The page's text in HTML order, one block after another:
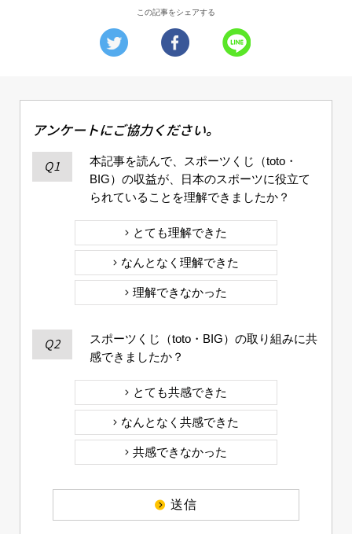
この記事をシェアする
アンケートにご協力ください。
Q1
本記事を読んで、スポーツくじ（toto・
BIG）の収益が、日本のスポーツに役立て
られていることを理解できましたか？
とても理解できた
なんとなく理解できた
理解できなかった
Q2
スポーツくじ（toto・BIG）の取り組みに共
感できましたか？
とても共感できた
なんとなく共感できた
共感できなかった
送信